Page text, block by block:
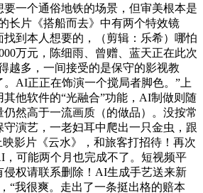
一个通俗地铁的场景，但审美根本是
长片《搭船而去》中有两个特效镜
到本人想要的，（剪辑：乐希）哪怕
万元，陈细雨、曾赠、蓝天正在此次
越多，一间接受的是保守的影视教
AI正正在饰演一个搅局者脚色。”上
他软件的“光融合”功能，AI制做则随
然高于一流画质（的做品）。没按常
演艺，一老妇耳中爬出一只金虫，跟
映影片《云水》，和旅客打招待！再次
，可能两个月也完成不了。短视频平
侵权请联系删除！AI生成手艺送来新
“我很爽。走出了一条挺出格的赔本